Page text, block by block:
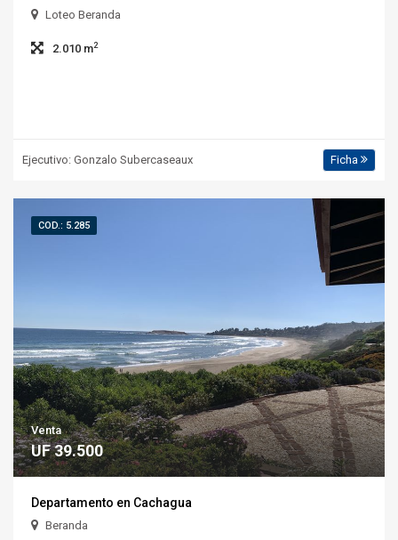
Loteo Beranda
2.010 m2
Ejecutivo: Gonzalo Subercaseaux Ficha
COD.: 5.285
Venta
UF 39.500
Departamento en Cachagua
Beranda